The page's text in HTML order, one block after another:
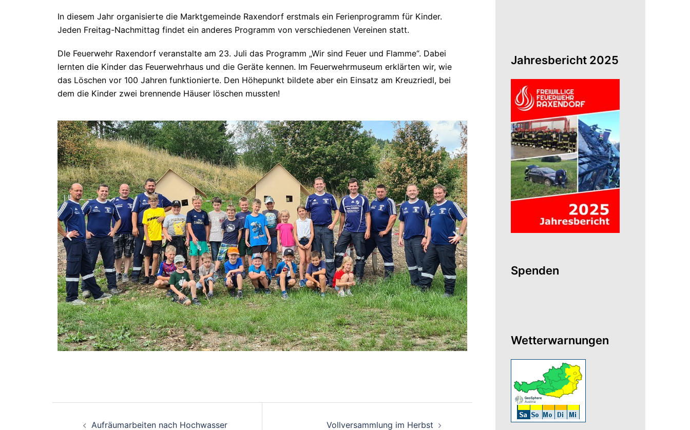
In diesem Jahr organisierte die Marktgemeinde Raxendorf erstmals ein Ferienprogramm für Kinder.
Jeden Freitag-Nachmittag findet ein anderes Programm von verschiedenen Vereinen statt.
DIe Feuerwehr Raxendorf veranstalte am 23. Juli das Programm „Wir sind Feuer und Flamme“. Dabei
lernten die Kinder das Feuerwehrhaus und die Geräte kennen. Im Feuerwehrmuseum erklärten wir, wie
das Löschen vor 100 Jahren funktionierte. Den Höhepunkt bildete aber ein Einsatz am Kreuzriedl, bei
dem die Kinder zwei brennende Häuser löschen mussten!
Aufräumarbeiten nach Hochwasser Vollversammlung im Herbst
Jahresbericht 2025
Spenden
Wetterwarnungen